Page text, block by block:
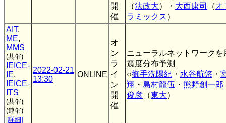
開
催
（法政大）・ 大西康司 （オ
ラミックス ）
AIT,
ME,
MMS
(共催)
IEICE-
IE,
IEICE-
ITS
(共催)
(連催)
[詳細]
2022-02-21
13:30
ONLINE
オ
ン
ラ
イ
ン
開
催
ニューラルネットワークを
震度分布予測
○御手洗陽紀 ・ 水谷航悠 ・
翔 ・ 島村龍伍 ・ 熊野創一郎
俊彦 （東大）